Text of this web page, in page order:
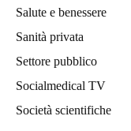
Salute e benessere
Sanità privata
Settore pubblico
Socialmedical TV
Società scientifiche